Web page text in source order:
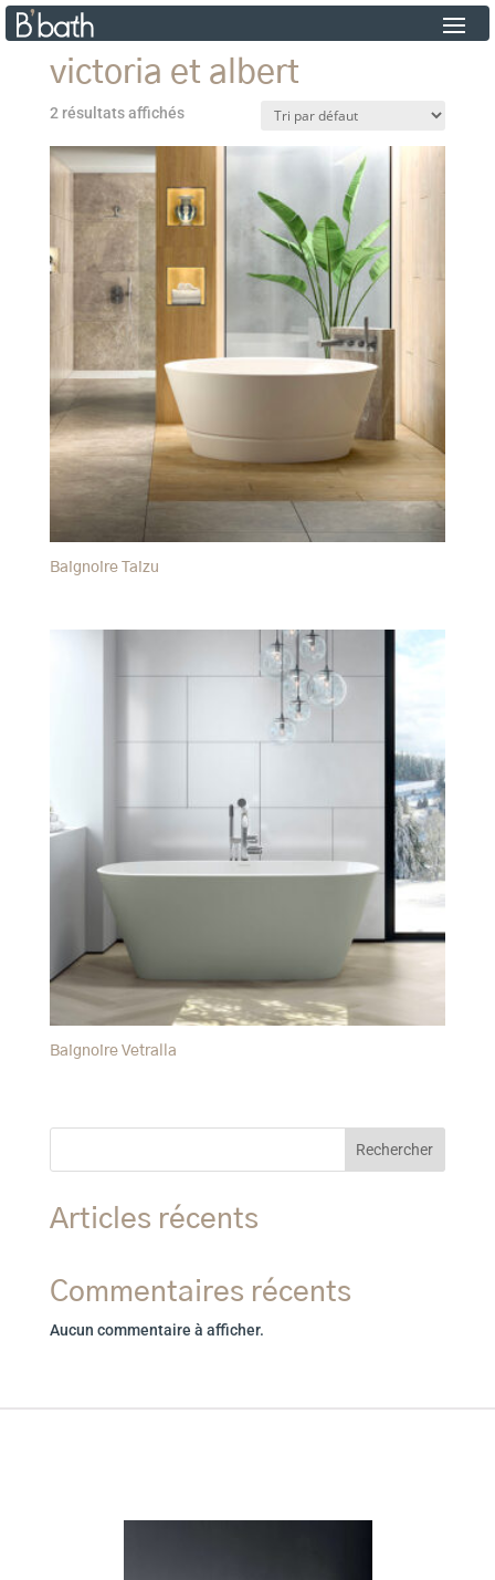
victoria et albert
2 résultats affichés
Baignoire Taizu
Baignoire Vetralla
Rechercher
Articles récents
Commentaires récents
Aucun commentaire à afficher.